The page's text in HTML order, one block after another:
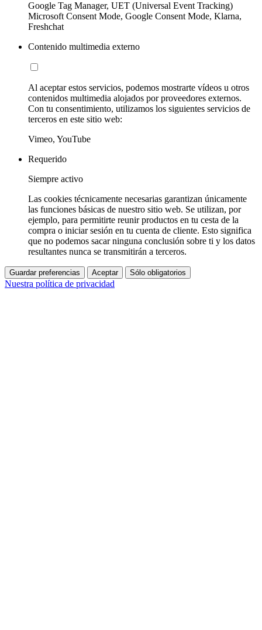
Google Tag Manager, UET (Universal Event Tracking)
Microsoft Consent Mode, Google Consent Mode, Klarna,
Freshchat
Contenido multimedia externo
Al aceptar estos servicios, podemos mostrarte vídeos u otros
contenidos multimedia alojados por proveedores externos.
Con tu consentimiento, utilizamos los siguientes servicios de
terceros en este sitio web:
Vimeo, YouTube
Requerido
Siempre activo
Las cookies técnicamente necesarias garantizan únicamente
las funciones básicas de nuestro sitio web. Se utilizan, por
ejemplo, para permitirte reunir productos en tu cesta de la
compra o iniciar sesión en tu cuenta de cliente. Esto significa
que no podemos sacar ninguna conclusión sobre ti y los datos
resultantes nunca se transmitirán a terceros.
Guardar preferencias Aceptar Sólo obligatorios
Nuestra política de privacidad